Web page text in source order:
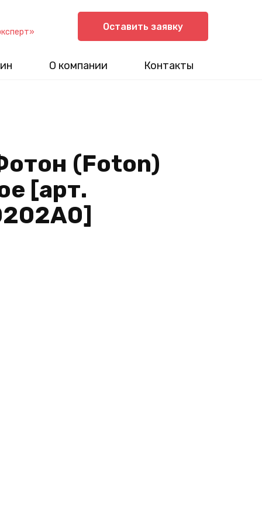
О компании Контакты
Оставить заявку
(Foton)
[арт.